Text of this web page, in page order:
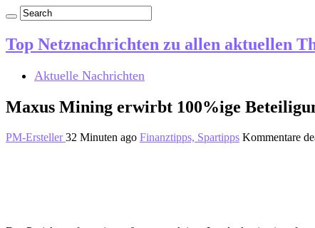
Top Netznachrichten zu allen aktuellen
Aktuelle Nachrichten
Maxus Mining erwirbt 100%ige
PM-Ersteller32 Minuten ago Finanztipps, Spartipps Kommentare